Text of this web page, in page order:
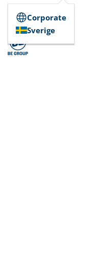
Corporate
Sverige